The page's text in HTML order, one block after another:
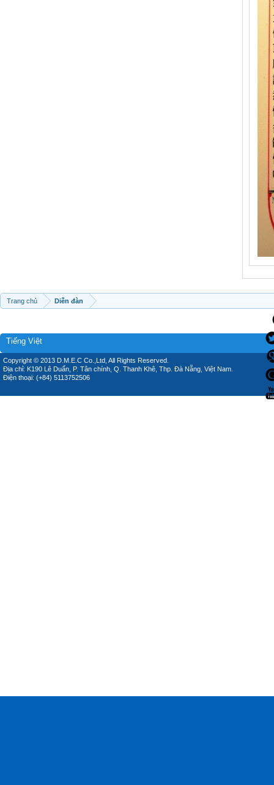
Trang chủ Diễn đàn
Tiếng Việt
Copyright © 2013 D.M.E.C Co.,Ltd, All Rights Reserved.
Địa chỉ: K190 Lê Duẩn, P. Tân chính, Q. Thanh Khê, Thp. Đà Nẵng, Việt Nam.
Điện thoại: (+84) 5113752506